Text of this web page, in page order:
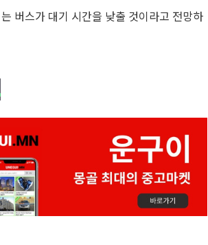
버스가 대기 시간을 낮출 것이라고 전망하